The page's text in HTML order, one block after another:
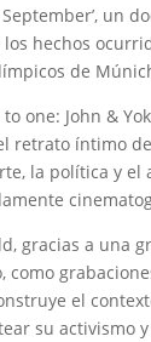
un
hechos
de
one: John &
retrato íntimo
la política y el
gracias a una
como
el
su activismo